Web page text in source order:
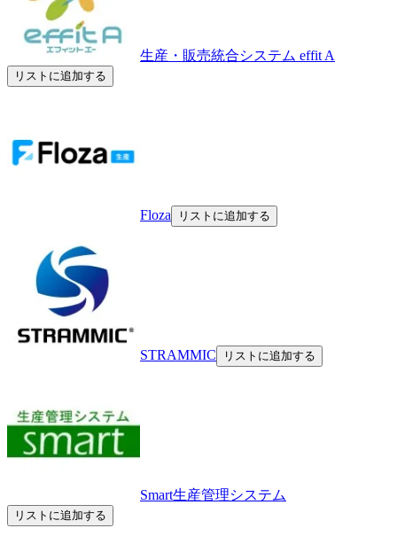
生産・販売統合システム effit A
リストに追加する
Floza リストに追加する
STRAMMIC リストに追加する
Smart生産管理システム
リストに追加する